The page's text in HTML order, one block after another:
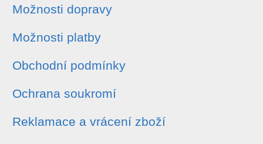
Možnosti dopravy
Možnosti platby
Obchodní podmínky
Ochrana soukromí
Reklamace a vrácení zboží